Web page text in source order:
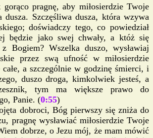
gorąco pragnę, aby miłosierdzie Twoje
dusza. Szczęśliwa dusza, która wzywa
doświadczy tego, co powiedział
będzie jako swej chwały, a któż się
Bogiem? Wszelka duszo, wysławiaj
przez swą ufność w miłosierdzie
a szczególnie w godzinę śmierci, i
duszo droga, kimkolwiek jesteś, a
tym ma większe prawo do
Panie. (0:55)
dobroci, Bóg pierwszy się zniża do
pragnę wysławiać miłosierdzie Twoje
dobrze, o Jezu mój, że mam mówić